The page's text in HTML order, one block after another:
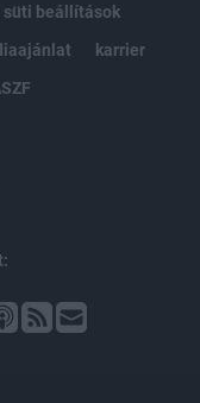
süti beállítások
karrier